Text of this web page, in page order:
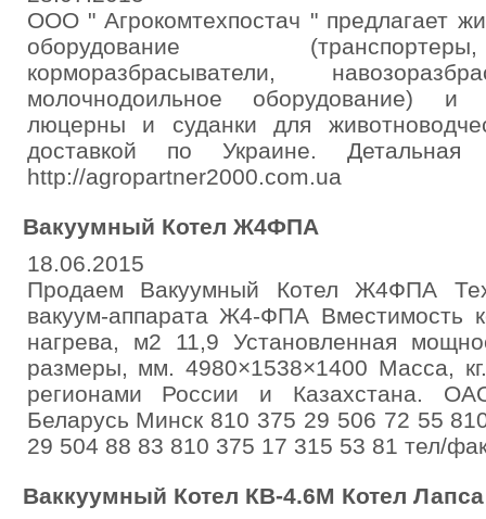
ООО " Агрокомтехпостач " предлагает
оборудование
корморазбрасыватели,
молочнодоильное оборудование) и
люцерны и суданки для
доставкой по Украине.
http://agropartner2000.com.ua
Вакуумный Котел Ж4ФПА
18.06.2015
Продаем Вакуумный Котел Ж4ФПА
вакуум-аппарата Ж4-ФПА Вместимость
нагрева, м2 11,9 Установленная
размеры, мм. 4980×1538×1400 Масса,
регионами России и Казахстана.
Беларусь Минск 810 375 29 506 72 55
29 504 88 83 810 375 17 315 53 81 тел/
Ваккуумный Котел КВ-4.6М Котел Лапса